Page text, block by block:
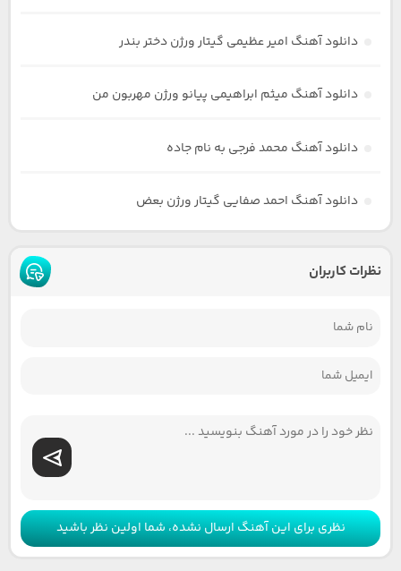
دانلود آهنگ امیر عظیمی گیتار ورژن دختر بندر
دانلود آهنگ میثم ابراهیمی پیانو ورژن مهربون من
دانلود آهنگ محمد فرجی به نام جاده
دانلود آهنگ احمد صفایی گیتار ورژن بعض
نظرات کاربران
نظری برای این آهنگ ارسال نشده، شما اولین نظر باشید